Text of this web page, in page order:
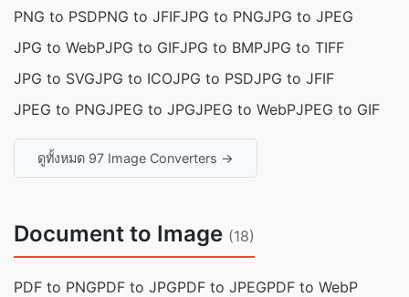
PNG to PSDPNG to JFIFJPG to PNGJPG to JPEG
JPG to WebPJPG to GIFJPG to BMPJPG to TIFF
JPG to SVGJPG to ICOJPG to PSDJPG to JFIF
JPEG to PNGJPEG to JPGJPEG to WebPJPEG to GIF
ดูทั้งหมด 97 Image Converters →
Document to Image (18)
PDF to PNGPDF to JPGPDF to JPEGPDF to WebP